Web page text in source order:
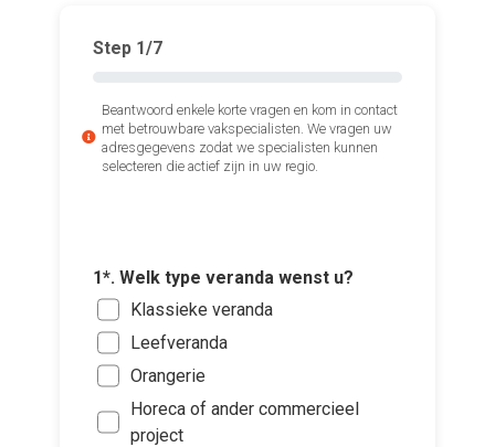
Step 1/7
Beantwoord enkele korte vragen en kom in contact
met betrouwbare vakspecialisten. We vragen uw
adresgegevens zodat we specialisten kunnen
selecteren die actief zijn in uw regio.
1*. Welk type veranda wenst u?
Klassieke veranda
Leefveranda
Orangerie
Horeca of ander commercieel
project